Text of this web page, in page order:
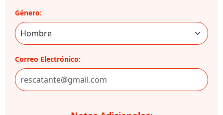
Género:
Correo Electrónico: